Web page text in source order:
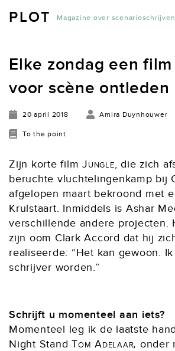
PLOT Magazine over scenarioschrijven
Elke zondag een
voor scène ontleden
20 april 2018 Amira Duynhouwer
To the point
Zijn korte filmJungle, die zich
beruchte vluchtelingenkamp bij
afgelopen maart bekroond met
Krulstaart. Inmiddels is Ashar
verschillende andere projecten.
zijn oom Clark Accord dat hij
realiseerde: “Het kan gewoon.
schrijver worden.”
Schrijft u momenteel aan iets?
Momenteel leg ik de laatste
Night StandTom Adelaar, onder